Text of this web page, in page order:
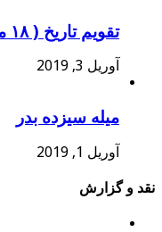
تقویم تاریخ ( ۱۸ ماه ثور )
آوریل 3, 2019
میله سیزده بدر
آوریل 1, 2019
نقد و گزارش